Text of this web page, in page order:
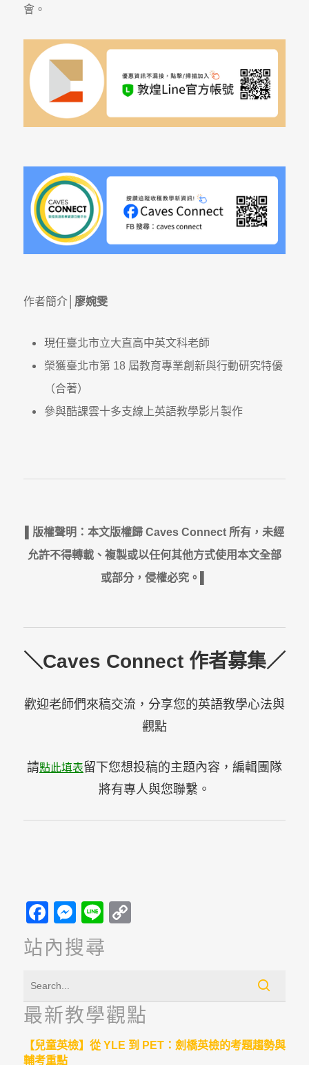
會。
作者簡介│ 廖婉雯
現任臺北市立大直高中英文科老師
榮獲臺北市第 18 屆教育專業創新與行動研究特優
（合著）
參與酷課雲十多支線上英語教學影片製作
▌版權聲明：本文版權歸 Caves Connect 所有，未經
允許不得轉載、複製或以任何其他方式使用本文全部
或部分，侵權必究。▌
＼Caves Connect 作者募集／
歡迎老師們來稿交流，分享您的英語教學心法與
觀點
請點此填表留下您想投稿的主題內容，編輯團隊
將有專人與您聯繫。
Facebook
Messenger
Line
站內搜尋
最新教學觀點
【兒童英檢】從 YLE 到 PET：劍橋英檢的考題趨勢與
輔考重點